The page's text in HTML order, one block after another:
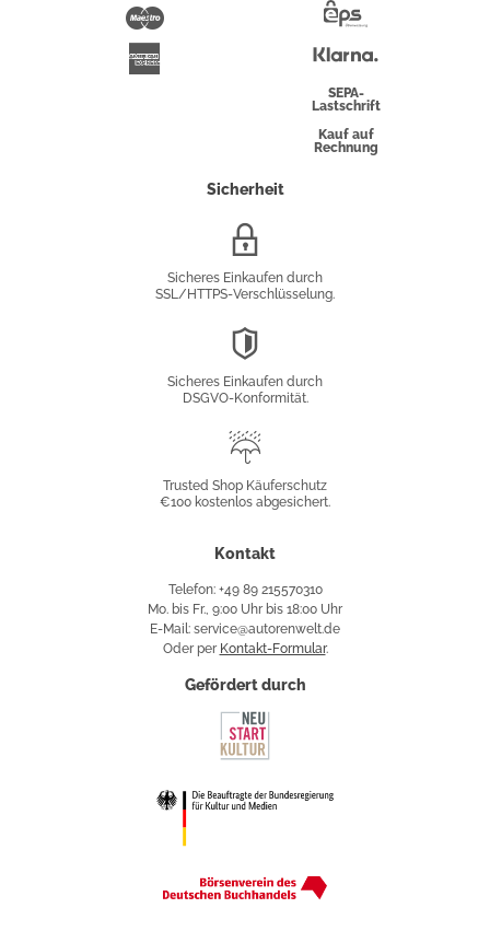
Maestro
Überweisung
SEPA-
Lastschrift
Kauf auf
Rechnung
Sicherheit
Sicheres Einkaufen durch
SSL/HTTPS-Verschlüsselung.
Sicheres Einkaufen durch
DSGVO-Konformität.
Käuferschutz
Trusted Shop Käuferschutz
€100 kostenlos abgesichert.
Kontakt
Telefon: +49 89 215570310
Mo. bis Fr., 9:00 Uhr bis 18:00 Uhr
E-Mail: service@autorenwelt.de
Oder per Kontakt-Formular.
Gefördert durch